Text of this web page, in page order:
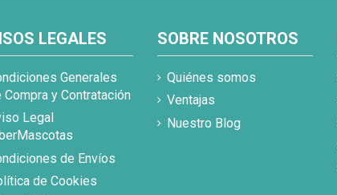
LEGALES
Generales
Compra y Contratación
Legal
de Envíos
de Cookies
SOBRE NOSOTROS
Quiénes somos
Ventajas
Nuestro Blog